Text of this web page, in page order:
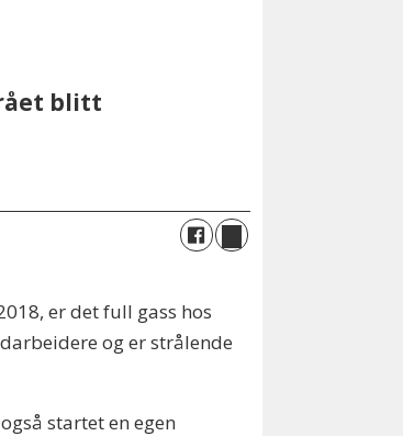
blitt
er det full gass hos
og er strålende
startet en egen